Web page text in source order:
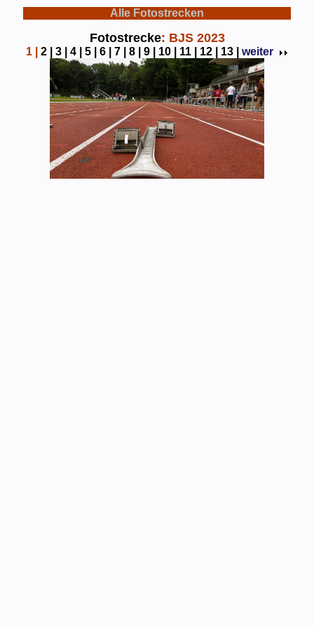
Alle Fotostrecken
Fotostrecke: BJS 2023
1 2 | 3 | 4 | 5 | 6 | 7 | 8 | 9 | 10 | 11 | 12 | 13 | weiter